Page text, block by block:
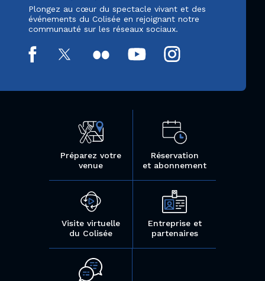
Plongez au cœur du spectacle vivant et des
événements du Colisée en rejoignant notre
communauté sur les réseaux sociaux.
Préparez votre
venue
Réservation
et abonnement
Visite virtuelle
du Colisée
Entreprise et
partenaires